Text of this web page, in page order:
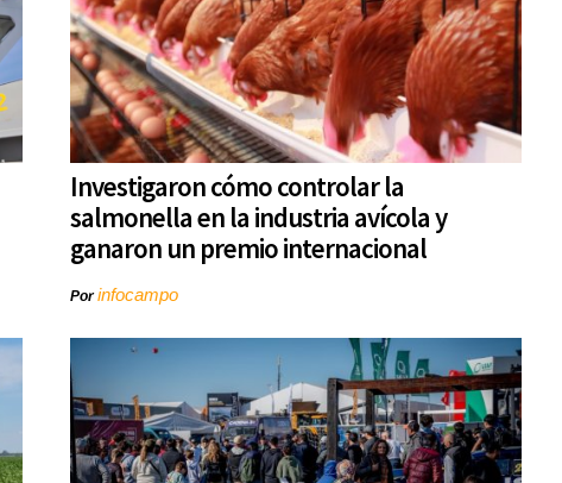
Investigaron cómo controlar la
salmonella en la industria avícola y
ganaron un premio internacional
Porinfocampo